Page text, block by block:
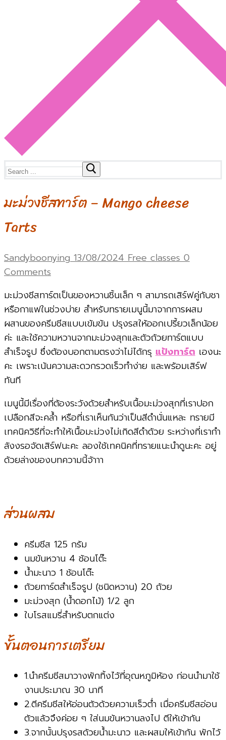
Search
มะม่วงชีสทาร์ต – Mango cheese
Tarts
Sandyboonying 13/08/2024Free classes0
Comments
มะม่วงชีสทาร์ตเป็นของหวานชิ้นเล็ก ๆ สามารถเสิร์ฟคู่กับชา
หรือกาแฟในช่วงบ่าย สำหรับทรายเมนูนี้มาจากการผสม
ผสานของครีมชีสแบบเข้มข้น ปรุงรสให้ออกเปรี้ยวเล็กน้อย
ค่ะ และใช้ความหวานจากมะม่วงสุกและตัวถ้วยทาร์ตแบบ
สำเร็จรูป ซึ่งต้องบอกตามตรงว่าไม่ได้กรุ แป้งทาร์ต เองนะ
คะ เพราะเน้นความสะดวกรวดเร็วทำง่าย และพร้อมเสิร์ฟ
ทันที
เมนูนี้มีเรื่องที่ต้องระวังด้วยสำหรับเนื้อมะม่วงสุกที่เราปอก
เปลือกสีจะคล้ำ หรือที่เราเห็นกันว่าเป็นสีดำนั่นแหละ ทรายมี
เทคนิควิธีที่จะทำให้เนื้อมะม่วงไม่เกิดสีดำด้วย ระหว่างที่เรากำ
ลังงรอจัดเสิร์ฟนะคะ ลองใช้เทคนิคที่ทรายแนะนำดูนะคะ อยู่
ด้วยล่างของบทความนี้จ้าาา
ส่วนผสม
ครีมชีส 125 กรัม
นมข้นหวาน 4 ช้อนโต๊ะ
น้ำมะนาว 1 ช้อนโต๊ะ
ถ้วยทาร์ตสำเร็จรูป (ชนิดหวาน) 20 ถ้วย
มะม่วงสุก (น้ำดอกไม้) 1/2 ลูก
ใบโรสแมรี่สำหรับตกแต่ง
ขั้นตอนการเตรียม
1.นำครีมชีสมาวางพักทิ้งไว้ที่อุณหภูมิห้อง ก่อนนำมาใช้
งานประมาณ 30 นาที
2.ตีครีมชีสให้อ่อนตัวด้วยความเร็วต่ำ เมื่อครีมชีสอ่อน
ตัวแล้วจึงค่อย ๆ ใส่นมข้นหวานลงไป ตีให้เข้ากัน
3.จากนั้นปรุงรสด้วยน้ำมะนาว และผสมให้เข้ากัน พักไว้